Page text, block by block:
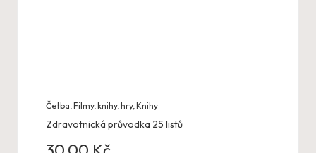
Četba ,Filmy, knihy, hry,Knihy
Zdravotnická průvodka 25 listů